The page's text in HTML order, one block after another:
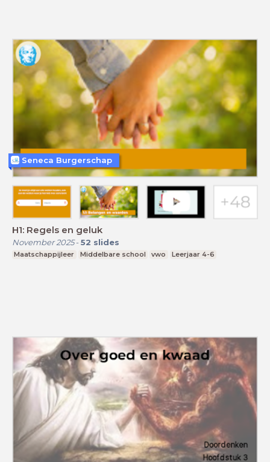
H1: Regels en geluk
November 2025- 52 slides
Maatschappijleer Middelbare school vwo Leerjaar 4-6
Seneca Burgerschap